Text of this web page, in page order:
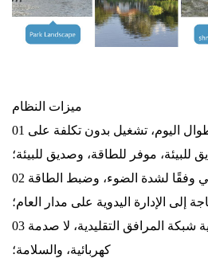
ميزات النظام
01 إمداد الطاقة الشمسية طوال اليوم، تشغيل بدون تكلفة على
للبيئة، موفر للطاقة، وصديق للبيئة؛
02 مفتاح ذكي أوتوماتيكي وفقًا لشدة الضوء، وضبط الطاقة
إلى الإدارة اليدوية على مدار العام؛
03 بالمقارنة مع معدات تهوية شبكة المرافق التقليدية، لا صدمة
كهربائية، والسلامة؛